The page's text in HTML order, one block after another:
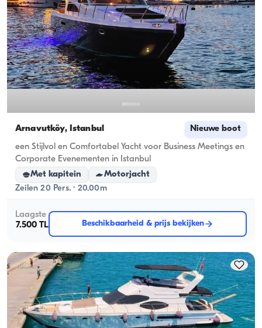
Arnavutköy, İstanbul Nieuwe boot
een Stijlvol en Comfortabel Yacht voor Business Meetings en
Corporate Evenementen in Istanbul
Met kapitein
Motorjacht
Zeilen 20 Pers. · 20.00m
Laagste
7.500 TL
Beschikbaarheid & prijs bekijken